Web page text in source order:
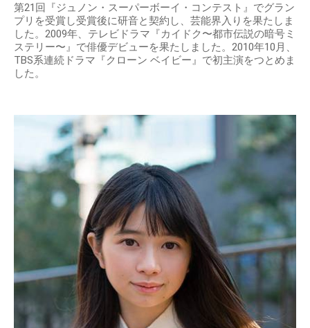
第21回『ジュノン・スーパーボーイ・コンテスト』でグラン
プリを受賞し受賞後に研音と契約し、芸能界入りを果たしま
した。2009年、テレビドラマ『カイドク〜都市伝説の暗号ミ
ステリー〜』で俳優デビューを果たしました。2010年10月、
TBS系連続ドラマ『クローン ベイビー』で初主演をつとめま
した。